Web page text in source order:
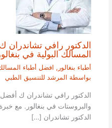
الدكتور رافي
المسالك البولية في
أطباء بنغالور , افضل أطباء المسالك
بواسطة المرشد للتنسيق الطبي
الدكتور رافي تشاندران ك أفضل
الدكتور تشاندران […]